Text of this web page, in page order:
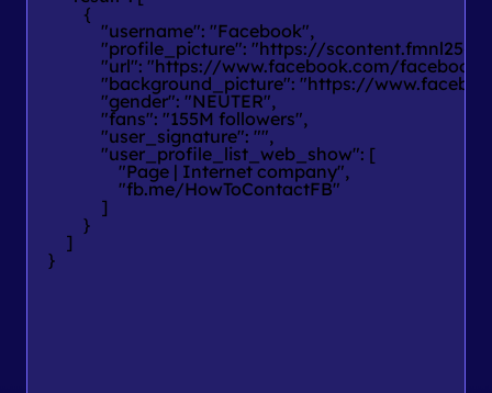
        {
            "username": "Facebook",
"profile_picture": "https://
            "url": "https://www.facebook.com/facebook",
"background_picture": "https://
            "gender": "NEUTER",
            "fans": "155M followers",
            "user_signature": "",
            "user_profile_list_web_show": [
                "Page | Internet company",
                "fb.me/HowToContactFB"
            ]
        }
    ]
}